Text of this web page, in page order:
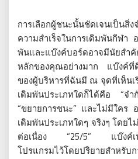
การเลือกผู้ชนะนั้นชัดเจนเป็นสิ่ง
ความสำเร็จในการเดิมพันกีฬา
พันและแบ๊งค์บอร์ดอาจมีนัยสำ
หลักของคุณอย่างมาก แบ๊งค์ที่
ของผู้บริหารที่ฉันมี ณ จุดที่เห็นเ
เดิมพันประเภทใดก็ได้คือ “จ
“ขยายการชนะ” และไม่มีใคร
เดิมพันประเภทใดๆ จริงๆ โดย
ต่อเนื่อง “25/5” แบ๊งค์เฟร
โปรแกรมไว้โดยปริยายสำหรับ